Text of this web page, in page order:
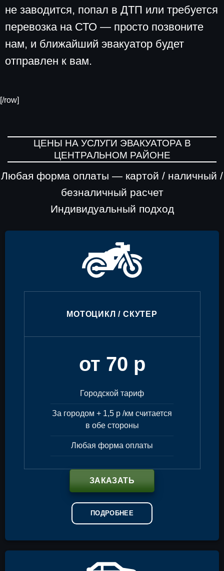
не заводится, попал в ДТП или требуется
перевозка на СТО — просто позвоните
нам, и ближайший эвакуатор будет
отправлен к вам.
[/row]
ЦЕНЫ НА УСЛУГИ ЭВАКУАТОРА В
ЦЕНТРАЛЬНОМ РАЙОНЕ
Любая форма оплаты — картой / наличный /
безналичный расчет
Индивидуальный подход
МОТОЦИКЛ / СКУТЕР
от 70 р
Городской тариф
За городом + 1,5 р /км считается
в обе стороны
Любая форма оплаты
ЗАКАЗАТЬ
ПОДРОБНЕЕ